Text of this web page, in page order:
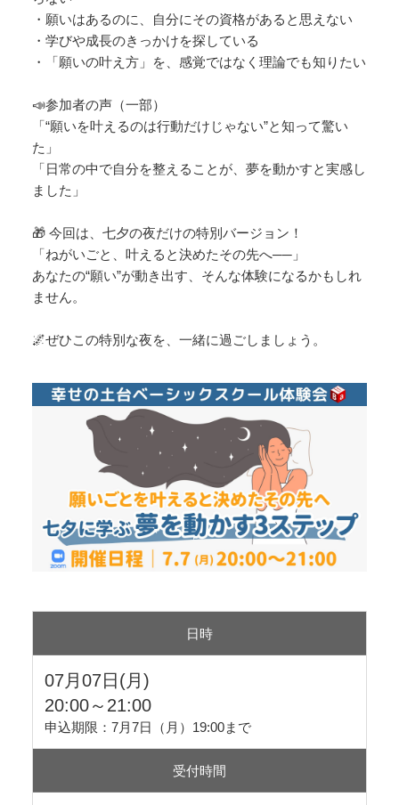
・願いはあるのに、自分にその資格があると思えない
・学びや成長のきっかけを探している
・「願いの叶え方」を、感覚ではなく理論でも知りたい
📣参加者の声（一部）
「“願いを叶えるのは行動だけじゃない”と知って驚い
た」
「日常の中で自分を整えることが、夢を動かすと実感し
ました」
🎁 今回は、七夕の夜だけの特別バージョン！
「ねがいごと、叶えると決めたその先へ──」
あなたの“願い”が動き出す、そんな体験になるかもしれ
ません。
🌌ぜひこの特別な夜を、一緒に過ごしましょう。
日時
07月07日(月)
20:00～21:00
申込期限：7月7日（月）19:00まで
受付時間